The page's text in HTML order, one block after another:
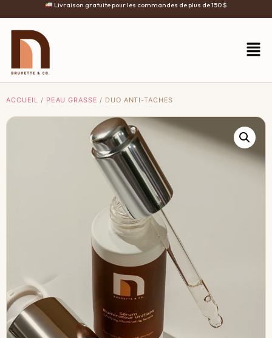
Livraison gratuite pour les commandes de plus de 150 $
ACCUEIL / PEAU GRASSE / DUO ANTI-TACHES